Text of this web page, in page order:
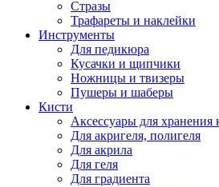
Стразы
Трафареты и наклейки
Инструменты
Для педикюра
Кусачки и щипчики
Ножницы и твизеры
Пушеры и шаберы
Кисти
Аксессуары для хранения
Для акригеля, полигеля
Для акрила
Для геля
Для градиента